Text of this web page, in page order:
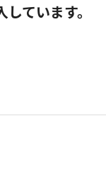
ています。